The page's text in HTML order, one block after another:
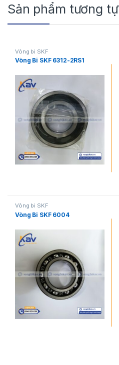
Sản phẩm tương tự
Vòng bi SKF
Vòng Bi SKF 6312-2RS1
Vòng bi SKF
Vòng Bi SKF 6004